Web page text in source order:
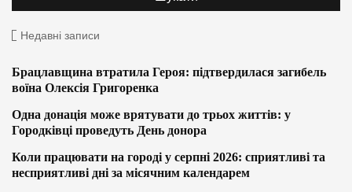
Недавні записи
Брацлавщина втратила Героя: підтвердилася загибель
воїна Олексія Григоренка
Одна донація може врятувати до трьох життів: у
Городківці проведуть День донора
Коли працювати на городі у серпні 2026: сприятливі та
несприятливі дні за місячним календарем